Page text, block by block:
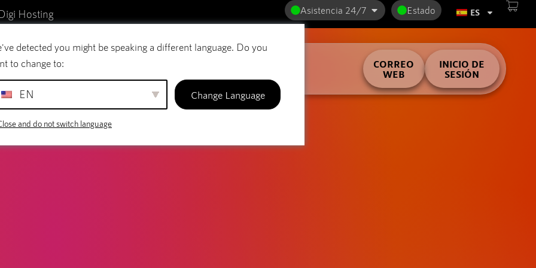
Hosting Asistencia 24/7 Estado ES
electrónico Nombres de dominio SiteBuilder
CORREO
WEB
INICIO DE
SESIÓN
de vídeo: garantice un flujo
detected you might be speaking a different language. Do you
to change to:
EN Change Language
and do not switch language